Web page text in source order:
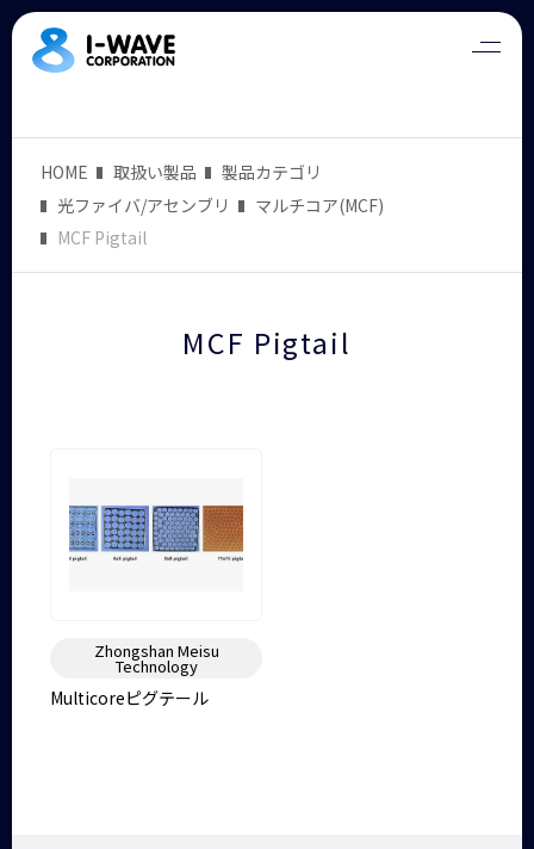
HOME 取扱い製品
製品カテゴリ
光ファイバ/アセンブリ
マルチコア(MCF)
MCF Pigtail
MCF Pigtail
Zhongshan Meisu
Technology
Multicoreピグテール